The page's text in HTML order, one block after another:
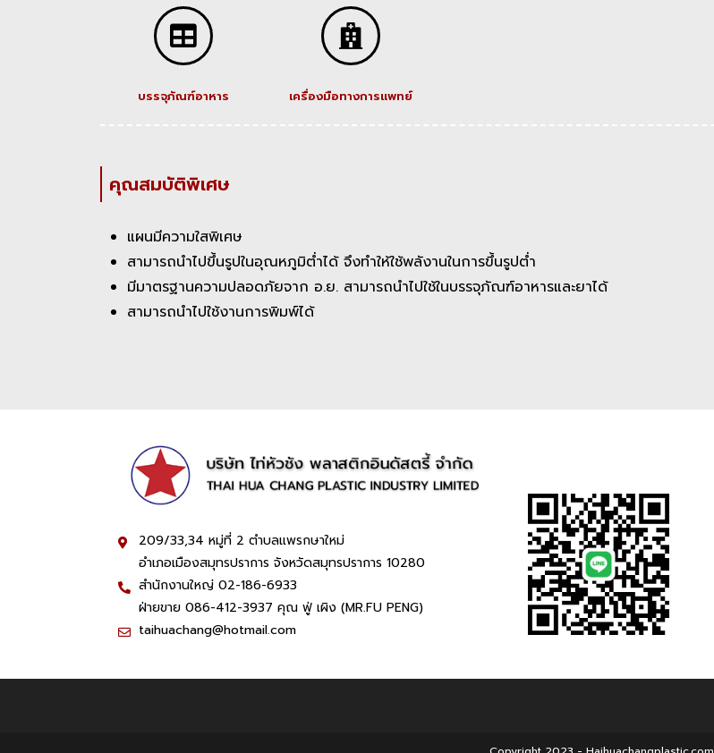
บรรจุภัณฑ์อาหาร เครื่องมือทางการแพทย์
คุณสมบัติพิเศษ
แผนมีความใสพิเศษ
สามารถนำไปขึ้นรูปในอุณหภูมิต่ำได้ จึงทำให้ใช้พลังานในการขึ้นรูปต่ำ
มีมาตรฐานความปลอดภัยจาก อ.ย. สามารถนำไปใช้ในบรรจุภัณฑ์อาหารและยาได้
สามารถนำไปใช้งานการพิมพ์ได้
209/33,34 หมู่ที่ 2 ตำบลแพรกษาใหม่
อำเภอเมืองสมุทรปราการ จังหวัดสมุทรปราการ 10280
สำนักงานใหญ่ 02-186-6933
ฝ่ายขาย 086-412-3937 คุณ ฟู่ เผิง (MR.FU PENG)
taihuachang@hotmail.com